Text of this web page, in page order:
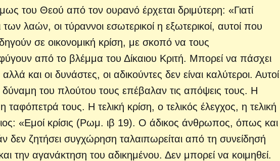
του Θεού από τον ουρανό έρχεται δριμύτερη: «Γιατί
λαών, οι τύραννοι εσωτερικοί η εξωτερικοί, αυτοί που
σε οικονομική κρίση, με σκοπό να τους
από το βλέμμα του Δίκαιου Κριτή. Μπορεί να πάσχει
και οι δυνάστες, οι αδικούντες δεν είναι καλύτεροι. Αυτοί
δύναμη του πλούτου τους επέβαλαν τις απόψεις τους. Η
ταφόπετρά τους. Η τελική κρίση, ο τελικός έλεγχος, η τελική
«Εμοί κρίσις (Ρωμ. ιβ 19). Ο άδικος άνθρωπος, όπως και
δεν ζητήσει συγχώρηση ταλαιπωρείται από τη συνείδησή
την αγανάκτηση του αδικημένου. Δεν μπορεί να κοιμηθεί.